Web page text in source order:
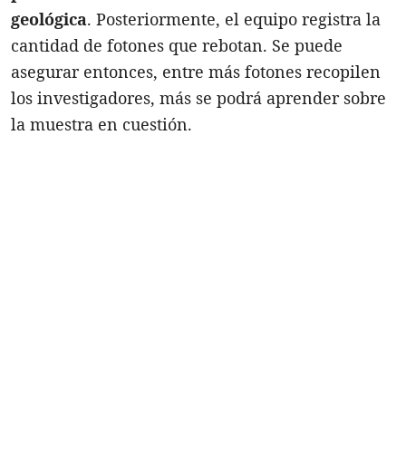
geológica. Posteriormente, el equipo registra la
cantidad de fotones que rebotan. Se puede
asegurar entonces, entre más fotones recopilen
los investigadores, más se podrá aprender sobre
la muestra en cuestión.